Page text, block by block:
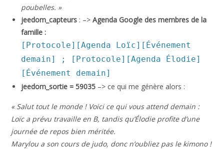
poubelles. »
jeedom_capteurs : –>Agenda Google des membres de la
famille :
[Protocole][Agenda Loïc][Événement
demain] ; [Protocole][Agenda Élodie]
[Événement demain]
jeedom_sortie = 59035 –> ce qui me génère alors :
« Salut tout le monde ! Voici ce qui vous attend demain :
Loïc a prévu travaille en B, tandis qu’Élodie profite d’une
journée de repos bien méritée.
Marylou a son cours de judo, donc n’oubliez pas le kimono !